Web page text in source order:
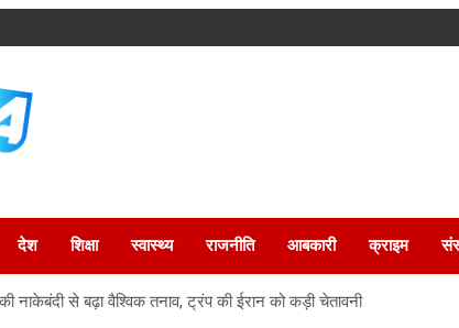
देश शिक्षा स्वास्थ्य राजनीति आबकारी क्राइम
नाकेबंदी से बढ़ा वैश्विक तनाव, ट्रंप की ईरान को कड़ी चेतावनी